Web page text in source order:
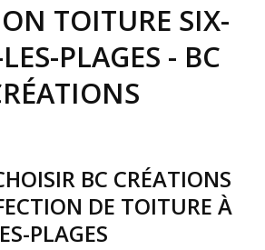
TOITURE SIX-
PLAGES - BC
BC CRÉATIONS
DE TOITURE À
PLAGES